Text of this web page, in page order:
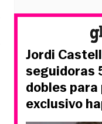
Jordi
seguidoras
dobles
exclusivo